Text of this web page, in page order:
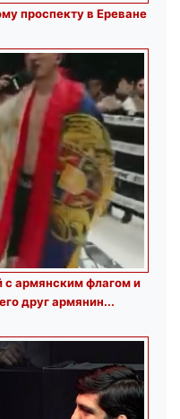
проспекту в Ереване
армянским флагом и
друг армянин...